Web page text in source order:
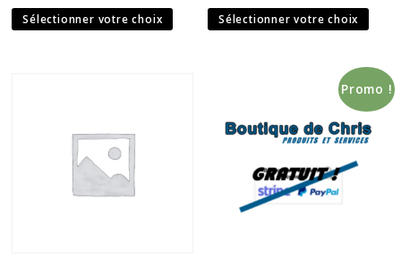
Sélectionner votre choix Sélectionner votre choix
Promo !